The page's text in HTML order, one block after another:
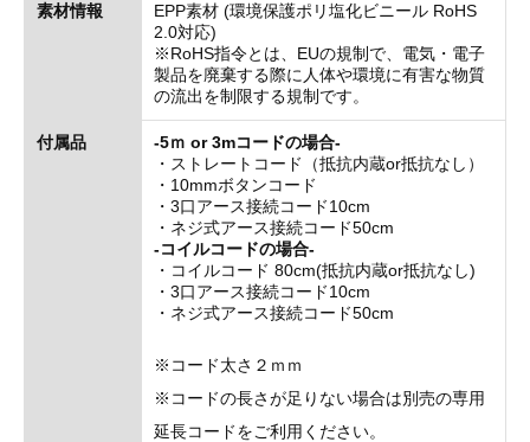
素材情報
EPP素材 (環境保護ポリ塩化ビニール RoHS
2.0対応)
※RoHS指令とは、EUの規制で、電気・電子
製品を廃棄する際に人体や環境に有害な物質
の流出を制限する規制です。
付属品
-5ｍ or 3mコードの場合-
・ストレートコード（抵抗内蔵or抵抗なし）
・10mmボタンコード
・3口アース接続コード10cm
・ネジ式アース接続コード50cm
-コイルコードの場合-
・コイルコード 80cm(抵抗内蔵or抵抗なし)
・3口アース接続コード10cm
・ネジ式アース接続コード50cm
※コード太さ２ｍｍ
※コードの長さが足りない場合は別売の専用
延長コードをご利用ください。